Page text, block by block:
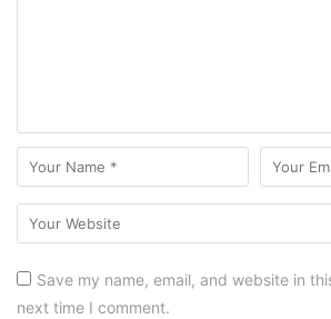
Save my name, email, and website in
next time I comment.